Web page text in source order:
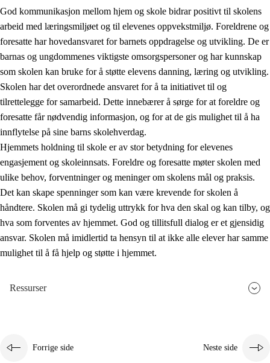
3. Prinsipper for skolens praksis
3.1 Et inkluderende læringsmiljø
3.2 Undervisning og tilpasset opplæring
3.3 Samarbeid mellom hjem og skole
3.4 Opplæring i lærebedrift og arbeidsliv
3.5 Profesjonsfellesskap og skoleutvikling
God kommunikasjon mellom hjem og skole bidrar positivt til skolens
arbeid med læringsmiljøet og til elevenes oppvekstmiljø. Foreldrene og
foresatte har hovedansvaret for barnets oppdragelse og utvikling. De er
barnas og ungdommenes viktigste omsorgspersoner og har kunnskap
som skolen kan bruke for å støtte elevens danning, læring og utvikling.
Skolen har det overordnede ansvaret for å ta initiativet til og
tilrettelegge for samarbeid. Dette innebærer å sørge for at foreldre og
foresatte får nødvendig informasjon, og for at de gis mulighet til å ha
innflytelse på sine barns skolehverdag.
Hjemmets holdning til skole er av stor betydning for elevenes
engasjement og skoleinnsats. Foreldre og foresatte møter skolen med
ulike behov, forventninger og meninger om skolens mål og praksis.
Det kan skape spenninger som kan være krevende for skolen å
håndtere. Skolen må gi tydelig uttrykk for hva den skal og kan tilby, og
hva som forventes av hjemmet. God og tillitsfull dialog er et gjensidig
ansvar. Skolen må imidlertid ta hensyn til at ikke alle elever har samme
mulighet til å få hjelp og støtte i hjemmet.
Ressurser
Forrige side Neste side